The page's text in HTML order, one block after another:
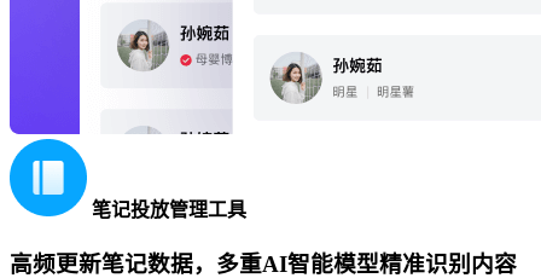
笔记投放管理工具
高频更新笔记数据，多重AI智能模型精准识别内容